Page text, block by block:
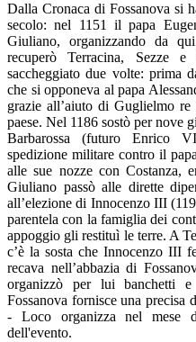
Dalla Cronaca di Fossanova si
secolo: nel 1151 il papa
Giuliano, organizzando da
recuperò Terracina, Sezze
saccheggiato due volte: prima
che si opponeva al papa
grazie all’aiuto di Guglielmo
paese. Nel 1186 sostò per
Barbarossa (futuro Enrico
spedizione militare contro il
alle sue nozze con Costanza,
Giuliano passò alle dirette
all’elezione di Innocenzo III
parentela con la famiglia dei
appoggio gli restituì le terre. A
c’è la sosta che Innocenzo III
recava nell’abbazia di
organizzò per lui banchetti
Fossanova fornisce una precisa
- Loco organizza nel mese
dell'evento.